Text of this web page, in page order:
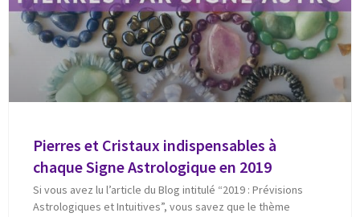
Pierres et Cristaux indispensables à
chaque Signe Astrologique en 2019
Si vous avez lu l’article du Blog intitulé “2019 : Prévisions
Astrologiques et Intuitives”, vous savez que le thème